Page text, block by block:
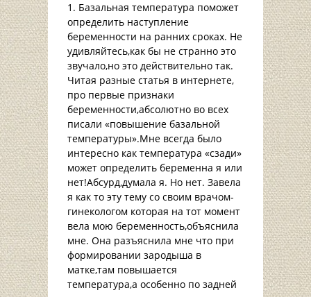
Базальная температура поможет
определить наступление
беременности на ранних сроках. Не
удивляйтесь,как бы не странно это
звучало,но это действительно так.
Читая разные статья в интернете,
про первые признаки
беременности,абсолютно во всех
писали «повышение базальной
температуры».Мне всегда было
интересно как температура «сзади»
может определить беременна я или
нет!Абсурд,думала я. Но нет. Завела
я как то эту тему со своим врачом-
гинекологом которая на тот момент
вела мою беременность,объяснила
мне. Она разъяснила мне что при
формировании зародыша в
матке,там повышается
температура,а особенно по задней